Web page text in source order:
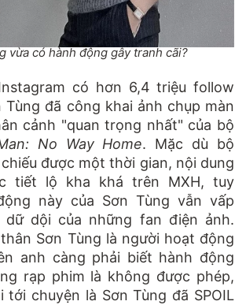
vừa có hành động gây tranh cãi?
có hơn 6,4 triệu follow
Tùng đã công khai ảnh chụp màn
cảnh "quan trọng nhất" của bộ
No Way Home. Mặc dù bộ
được một thời gian, nội dung
tiết lộ kha khá trên MXH, tuy
này của Sơn Tùng vẫn vấp
dội của những fan điện ảnh.
Sơn Tùng là người hoạt động
anh càng phải biết hành động
rạp phim là không được phép,
tới chuyện là Sơn Tùng đã SPOIL